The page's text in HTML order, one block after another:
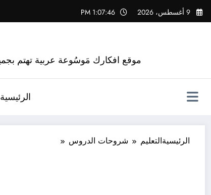
التجاوز
إلى
9 أغسطس، 2026 1:07:47 PM
موقع افكارك مَوسُوعة عربية تهتم
الرئيسية
الرئيسيةالتعليم شروحات الدروس